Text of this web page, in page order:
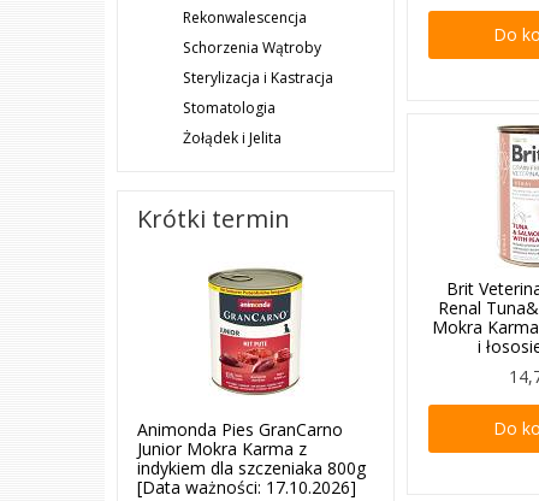
Do
Brit
Renal
Mokra
i
Do
Rekonwalescencja
Schorzenia Wątroby
Sterylizacja i Kastracja
Stomatologia
Żołądek i Jelita
Krótki termin
Animonda Pies GranCarno
Junior Mokra Karma z
indykiem dla szczeniaka 800g
[Data ważności: 17.10.2026]